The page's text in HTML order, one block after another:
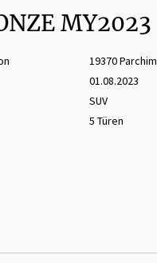
MY2023
19370 Parchim
01.08.2023
SUV
5 Türen